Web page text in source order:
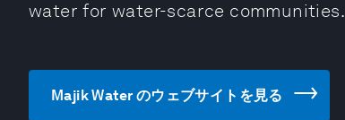
water for water-scarce communities.
Majik Water のウェブサイトを見る